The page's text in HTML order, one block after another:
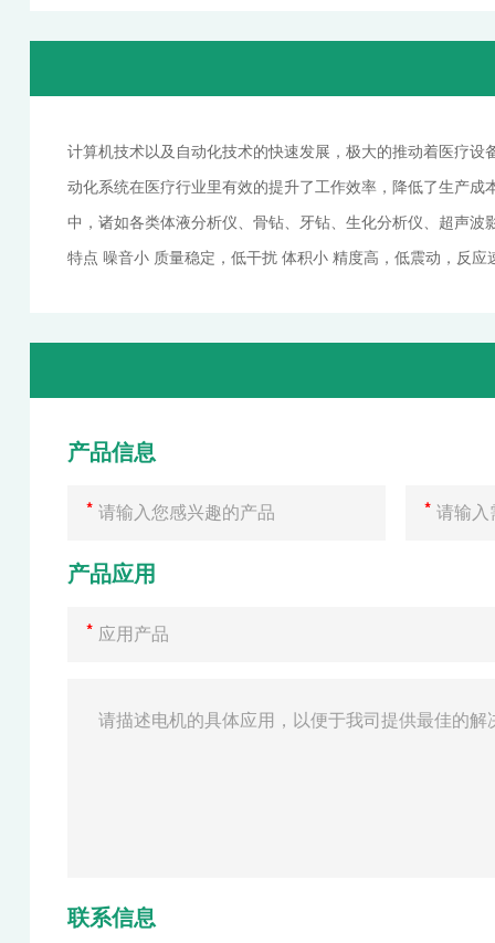
计算机技术以及自动化技术的快速发展，极大的推动着医疗
动化系统在医疗行业里有效的提升了工作效率，降低了生产
中，诸如各类体液分析仪、骨钻、牙钻、生化分析仪、超声
特点 噪音小 质量稳定，低干扰 体积小 精度高，低震动，反应
产品信息
产品应用
联系信息